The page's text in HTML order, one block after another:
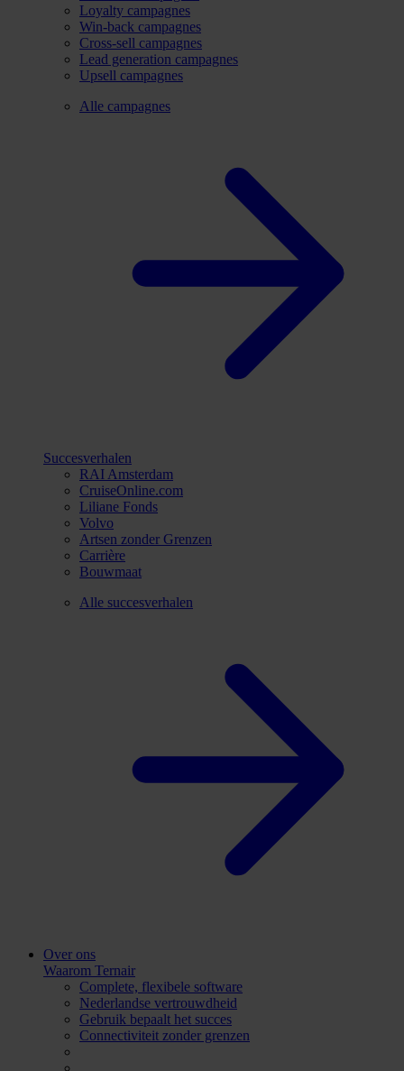
Loyalty campagnes
Win-back campagnes
Cross-sell campagnes
Lead generation campagnes
Upsell campagnes
Alle campagnes
Succesverhalen
RAI Amsterdam
CruiseOnline.com
Liliane Fonds
Volvo
Artsen zonder Grenzen
Carrière
Bouwmaat
Alle succesverhalen
Over ons
Waarom Ternair
Complete, flexibele software
Nederlandse vertrouwdheid
Gebruik bepaalt het succes
Connectiviteit zonder grenzen